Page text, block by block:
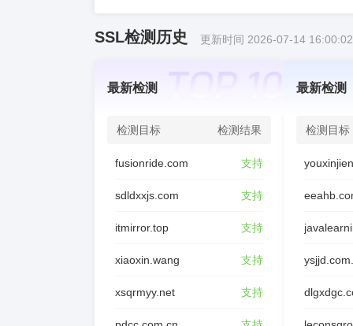
SSL检测历史 更新时间 2026-07-14 16:00:02
最新检测
检测目标 检测结果
fusionride.com 支持
sdldxxjs.com 支持
itmirror.top 支持
xiaoxin.wang 支持
xsqrmyy.net 支持
最新检测
检测目标